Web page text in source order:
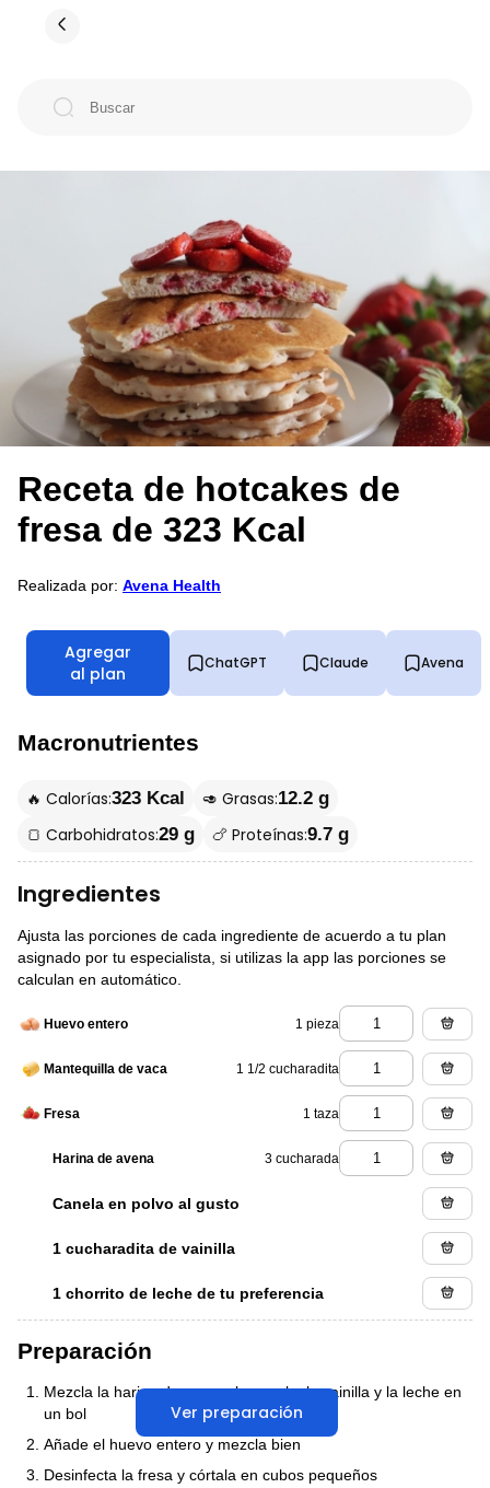
Receta de hotcakes de
fresa de 323 Kcal
Realizada por: Avena Health
Agregar
al plan
ChatGPT Claude Avena
Macronutrientes
🔥 Calorías:323 Kcal 🥑 Grasas:12.2 g
🍞 Carbohidratos:29 g 🍗 Proteínas:9.7 g
Ingredientes
Ajusta las porciones de cada ingrediente de acuerdo a tu plan
asignado por tu especialista, si utilizas la app las porciones se
calculan en automático.
Huevo entero 1 pieza
Mantequilla de vaca 1 1/2 cucharadita
Fresa 1 taza
Harina de avena 3 cucharada
Canela en polvo al gusto
1 cucharadita de vainilla
1 chorrito de leche de tu preferencia
Ver preparación
Preparación
Mezcla la harina de avena, la canela, la vainilla y la leche en
un bol
Añade el huevo entero y mezcla bien
Desinfecta la fresa y córtala en cubos pequeños